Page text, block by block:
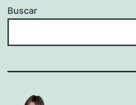
Buscar